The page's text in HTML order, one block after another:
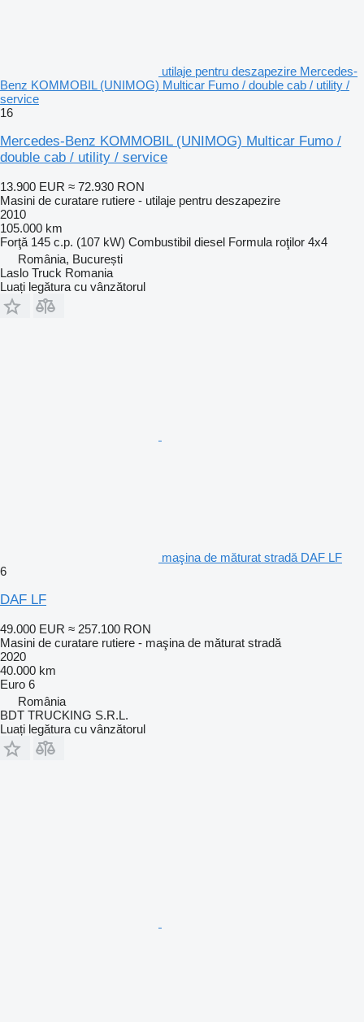
utilaje pentru deszapezire Mercedes-
Benz KOMMOBIL (UNIMOG) Multicar Fumo / double cab / utility /
service
16
Mercedes-Benz KOMMOBIL (UNIMOG) Multicar Fumo /
double cab / utility / service
13.900 EUR ≈ 72.930 RON
Masini de curatare rutiere - utilaje pentru deszapezire
2010
105.000 km
Forţă 145 c.p. (107 kW) Combustibil diesel Formula roţilor 4x4
România, București
Laslo Truck Romania
Luați legătura cu vânzătorul
maşina de măturat stradă DAF LF
6
DAF LF
49.000 EUR ≈ 257.100 RON
Masini de curatare rutiere - maşina de măturat stradă
2020
40.000 km
Euro 6
România
BDT TRUCKING S.R.L.
Luați legătura cu vânzătorul